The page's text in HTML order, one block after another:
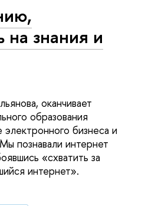
на знания и
оканчивает
образования
бизнеса и
познавали интернет
«схватить за
интернет».